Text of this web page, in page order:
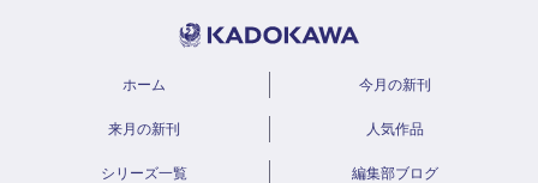
ホーム 今月の新刊
来月の新刊 人気作品
シリーズ一覧 編集部ブログ